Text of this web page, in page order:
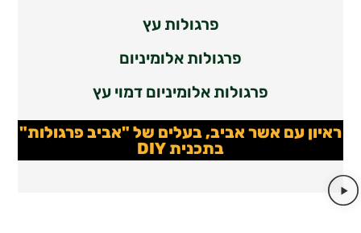
פרגולות עץ
פרגולות אלומיניום
פרגולות אלומיניום דמוי עץ
ראיון עם אשר אביב, בעלים של "אביב פרגולות"
בתכנית DIY